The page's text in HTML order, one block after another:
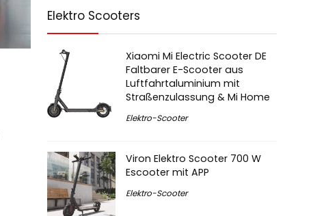
Elektro Scooters
Xiaomi Mi Electric Scooter DE
Faltbarer E-Scooter aus
Luftfahrtaluminium mit
Straßenzulassung & Mi Home
Elektro-Scooter
Viron Elektro Scooter 700 W
Escooter mit APP
Elektro-Scooter